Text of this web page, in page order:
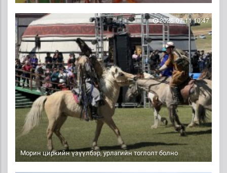
Морин циркийн үзүүлбэр, урлагийн тоглолт болно
2026-07-11 10:47